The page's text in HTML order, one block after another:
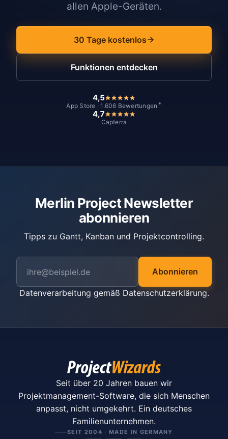
allen Apple-Geräten.
30 Tage kostenlos
Funktionen entdecken
4,5
App Store · 1.606 Bewertungen *
4,7
Capterra
Merlin Project Newsletter
abonnieren
Tipps zu Gantt, Kanban und Projektcontrolling.
Abonnieren
Datenverarbeitung gemäß Datenschutzerklärung.
Seit über 20 Jahren bauen wir
Projektmanagement-Software, die sich Menschen
anpasst, nicht umgekehrt. Ein deutsches
Familienunternehmen.
SEIT 2004 · MADE IN GERMANY